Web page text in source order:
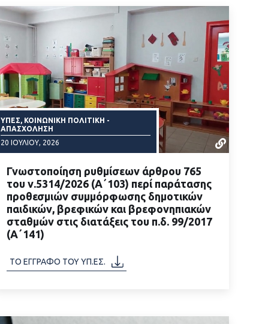
ΥΠΕΣ, ΚΟΙΝΩΝΙΚΉ ΠΟΛΙΤΙΚΉ -
ΑΠΑΣΧΌΛΗΣΗ
20 ΙΟΥΛΊΟΥ, 2026
ΔΙΑΒΑΣΤΕ ΠΕΡΙΣΣΟΤΕΡΑ
Γνωστοποίηση ρυθμίσεων άρθρου 765
του ν.5314/2026 (Α΄103) περί παράτασης
προθεσμιών συμμόρφωσης δημοτικών
παιδικών, βρεφικών και βρεφονηπιακών
σταθμών στις διατάξεις του π.δ. 99/2017
(Α΄141)
ΤΟ ΕΓΓΡΑΦΟ ΤΟΥ ΥΠ.ΕΣ.